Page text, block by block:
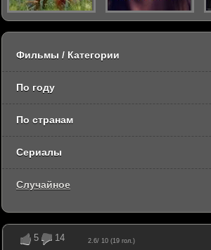
5 14 2.6/ 10 (19 гол.)
Фильмы / Категории
По году
По странам
Сериалы
Случайное